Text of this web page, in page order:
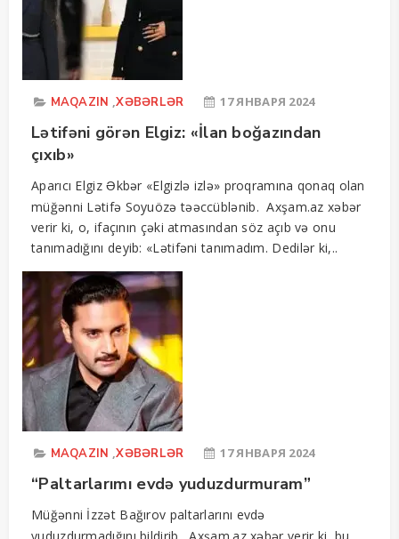
MAQAZIN ,XƏBƏRLƏR 17 ЯНВАРЯ 2024
Lətifəni görən Elgiz: «İlan boğazından
çıxıb»
Aparıcı Elgiz Əkbər «Elgizlə izlə» proqramına qonaq olan
müğənni Lətifə Soyuözə təəccüblənib. Axşam.az xəbər
verir ki, o, ifaçının çəki atmasından söz açıb və onu
tanımadığını deyib: «Lətifəni tanımadım. Dedilər ki,..
MAQAZIN ,XƏBƏRLƏR 17 ЯНВАРЯ 2024
“Paltarlarımı evdə yuduzdurmuram”
Müğənni İzzət Bağırov paltarlarını evdə